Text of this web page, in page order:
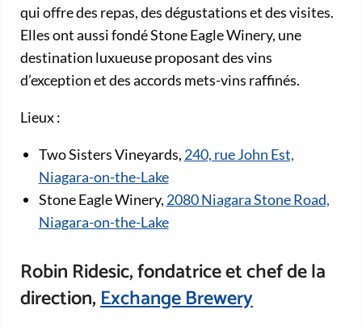
qui offre des repas, des dégustations et des visites.
Elles ont aussi fondé Stone Eagle Winery, une
destination luxueuse proposant des vins
d’exception et des accords mets-vins raffinés.
Lieux :
Two Sisters Vineyards, 240, rue John Est,
Niagara-on-the-Lake
Stone Eagle Winery, 2080 Niagara Stone Road,
Niagara-on-the-Lake
Robin Ridesic, fondatrice et chef de la
direction,Exchange Brewery